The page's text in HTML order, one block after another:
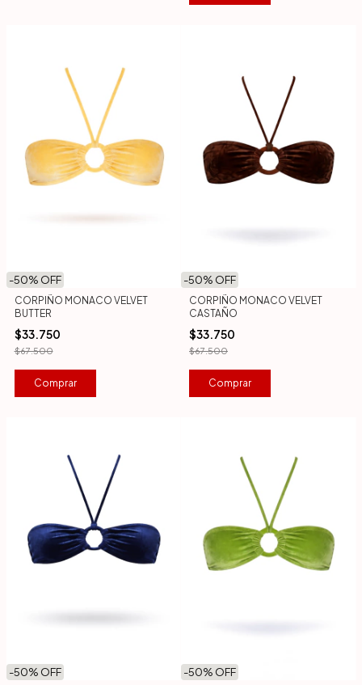
-50% OFF
CORPIÑO MONACO VELVET
BUTTER
$33.750
$67.500
Comprar
-50% OFF
CORPIÑO MONACO VELVET
CASTAÑO
$33.750
$67.500
Comprar
-50% OFF -50% OFF